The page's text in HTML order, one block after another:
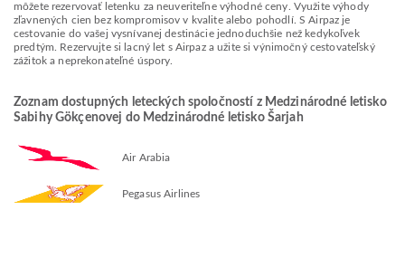
môžete rezervovať letenku za neuveriteľne výhodné ceny. Využite výhody
zľavnených cien bez kompromisov v kvalite alebo pohodlí. S Airpaz je
cestovanie do vašej vysnívanej destinácie jednoduchšie než kedykoľvek
predtým. Rezervujte si lacný let s Airpaz a užite si výnimočný cestovateľský
zážitok a neprekonateľné úspory.
Zoznam dostupných leteckých spoločností z Medzinárodné letisko
Sabihy Gökçenovej do Medzinárodné letisko Šarjah
Air Arabia
Pegasus Airlines